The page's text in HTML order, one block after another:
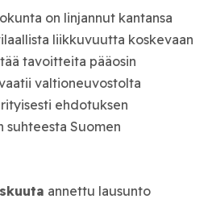
on linjannut kantansa
liikkuvuutta koskevaan
tavoitteita pääosin
valtioneuvostolta
ehdotuksen
suhteesta Suomen
annettu lausunto